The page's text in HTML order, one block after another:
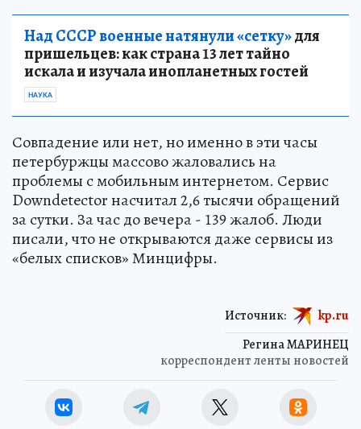
Над СССР военные натянули «сетку»для
пришельцев: как страна 13 лет тайно
искала и изучала инопланетных гостей
НАУКА
Совпадение или нет, но именно в эти часы
петербуржцы массово жаловались на
проблемы с мобильным интернетом. Сервис
Downdetector насчитал 2,6 тысячи обращений
за сутки. За час до вечера - 139 жалоб. Люди
писали, что не открываются даже сервисы из
«белых списков» Минцифры.
Регина МАРИНЕЦ
корреспондент ленты новостей
Источник: kp.ru